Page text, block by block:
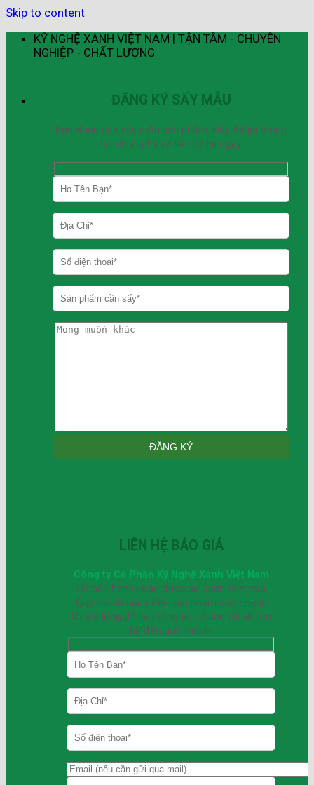
Skip to content
KỸ NGHỆ XANH VIỆT NAM | TẬN TÂM - CHUYÊN
NGHIỆP - CHẤT LƯỢNG
ĐĂNG KÝ SẤY MẪU
Bạn đang cần sấy mẫu sản phẩm. Hãy để lại thông
tin, chúng tôi sẽ liên hệ lại ngay.
LIÊN HỆ BÁO GIÁ
Công ty Cổ Phần Kỹ Nghệ Xanh Việt Nam
rất hân hạnh nhận được sự quan tâm của
Quý khách hàng đến sản phẩm của chúng
tôi.Vui lòng để lại thông tin, chúng tôi sẽ liên
hệ đến quý khách.